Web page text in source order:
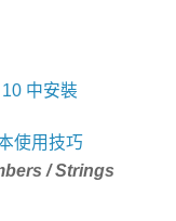
中安裝
使用技巧
/ Strings